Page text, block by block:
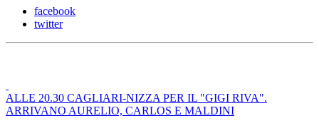
facebook
twitter
ALLE 20.30 CAGLIARI-NIZZA PER IL "GIGI RIVA".
ARRIVANO AURELIO, CARLOS E MALDINI